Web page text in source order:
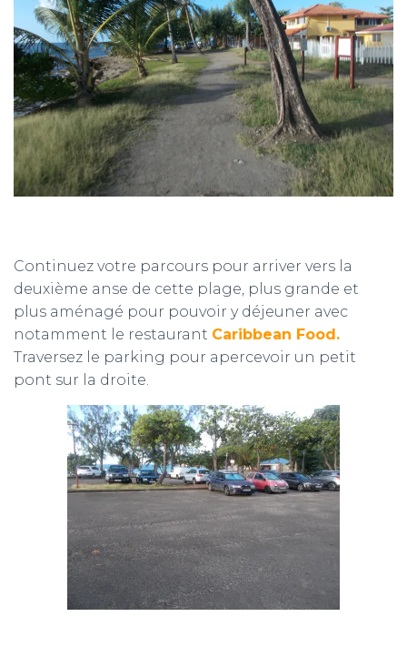
Continuez votre parcours pour arriver vers la
deuxième anse de cette plage, plus grande et
plus aménagé pour pouvoir y déjeuner avec
notamment le restaurant Caribbean Food.
Traversez le parking pour apercevoir un petit
pont sur la droite.